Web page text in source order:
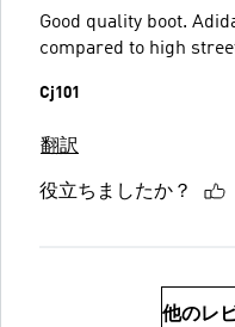
Good quality boot.
compared to high
Cj101
翻訳
役立ちましたか？
他のレ